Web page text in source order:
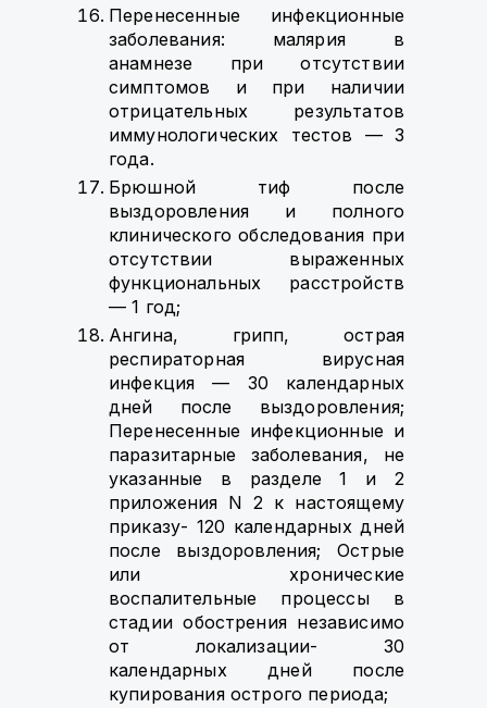
Перенесенные инфекционные
заболевания: малярия в
анамнезе при отсутствии
симптомов и при наличии
отрицательных результатов
иммунологических тестов — 3
года.
Брюшной тиф после
выздоровления и полного
клинического обследования при
отсутствии выраженных
функциональных расстройств
— 1 год;
Ангина, грипп, острая
респираторная вирусная
инфекция — 30 календарных
дней после выздоровления;
Перенесенные инфекционные и
паразитарные заболевания, не
указанные в разделе 1 и 2
приложения N 2 к настоящему
приказу- 120 календарных дней
после выздоровления; Острые
или хронические
воспалительные процессы в
стадии обострения независимо
от локализации- 30
календарных дней после
купирования острого периода;